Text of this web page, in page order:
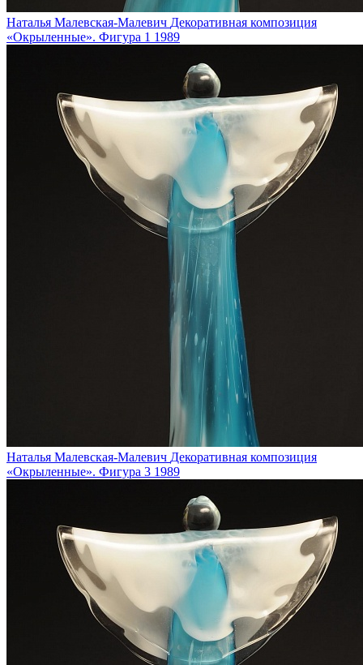
Наталья Малевская-Малевич Декоративная композиция
«Окрыленные». Фигура 1 1989
Наталья Малевская-Малевич Декоративная композиция
«Окрыленные». Фигура 3 1989